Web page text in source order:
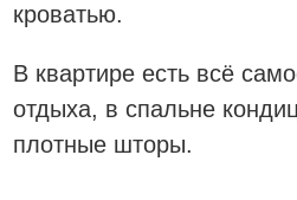
кроватью.
В квартире есть всё
отдыха, в спальне
плотные шторы.